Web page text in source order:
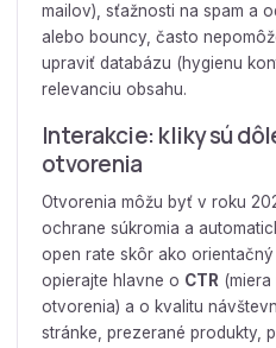
mailov), sťažnosti na spam a
alebo bouncy, často
upraviť databázu (hygienu
relevanciu obsahu.
Interakcie: kliky sú
otvorenia
Otvorenia môžu byť v roku
ochrane súkromia a
open rate skôr ako
opierajte hlavne o CTR (miera
otvorenia) a o kvalitu
stránke, prezerané produkty,